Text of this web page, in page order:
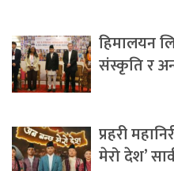
हिमालयन
संस्कृति र
प्रहरी
मेरो देश’